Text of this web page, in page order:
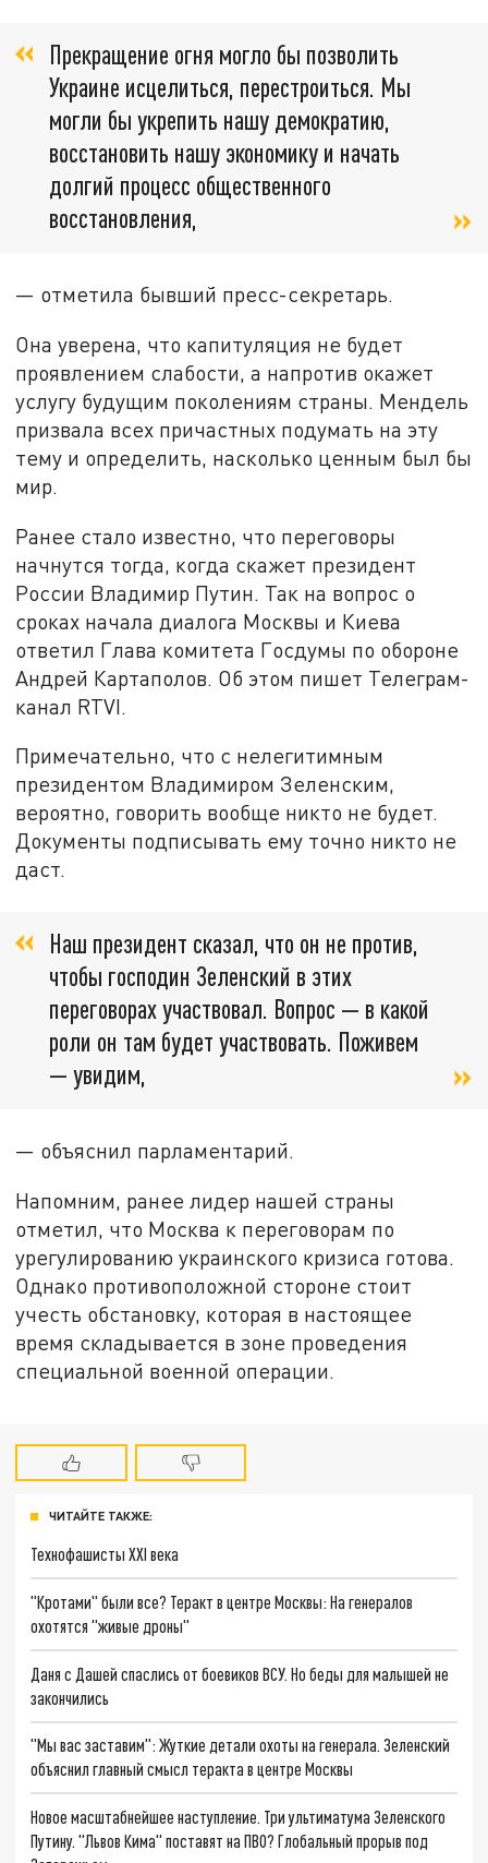
Прекращение огня могло бы позволить
Украине исцелиться, перестроиться. Мы
могли бы укрепить нашу демократию,
восстановить нашу экономику и начать
долгий процесс общественного
восстановления,
— отметила бывший пресс-секретарь.
Она уверена, что капитуляция не будет
проявлением слабости, а напротив окажет
услугу будущим поколениям страны. Мендель
призвала всех причастных подумать на эту
тему и определить, насколько ценным был бы
мир.
Ранее стало известно, что переговоры
начнутся тогда, когда скажет президент
России Владимир Путин. Так на вопрос о
сроках начала диалога Москвы и Киева
ответил Глава комитета Госдумы по обороне
Андрей Картаполов. Об этом пишет Телеграм-
канал RTVI.
Примечательно, что с нелегитимным
президентом Владимиром Зеленским,
вероятно, говорить вообще никто не будет.
Документы подписывать ему точно никто не
даст.
Наш президент сказал, что он не против,
чтобы господин Зеленский в этих
переговорах участвовал. Вопрос — в какой
роли он там будет участвовать. Поживем
— увидим,
— объяснил парламентарий.
Напомним, ранее лидер нашей страны
отметил, что Москва к переговорам по
урегулированию украинского кризиса готова.
Однако противоположной стороне стоит
учесть обстановку, которая в настоящее
время складывается в зоне проведения
специальной военной операции.
ЧИТАЙТЕ ТАКЖЕ:
Технофашисты XXI века
"Кротами" были все? Теракт в центре Москвы: На генералов
охотятся "живые дроны"
Даня с Дашей спаслись от боевиков ВСУ. Но беды для малышей не
закончились
"Мы вас заставим": Жуткие детали охоты на генерала. Зеленский
объяснил главный смысл теракта в центре Москвы
Новое масштабнейшее наступление. Три ультиматума Зеленского
Путину. "Львов Кима" поставят на ПВО? Глобальный прорыв под